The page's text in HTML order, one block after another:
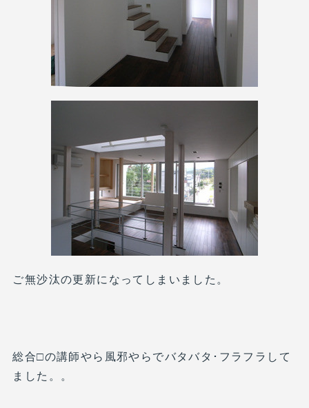
ご無沙汰の更新になってしまいました。
総合□の講師やら風邪やらでバタバタ･フラフラして
ました。。